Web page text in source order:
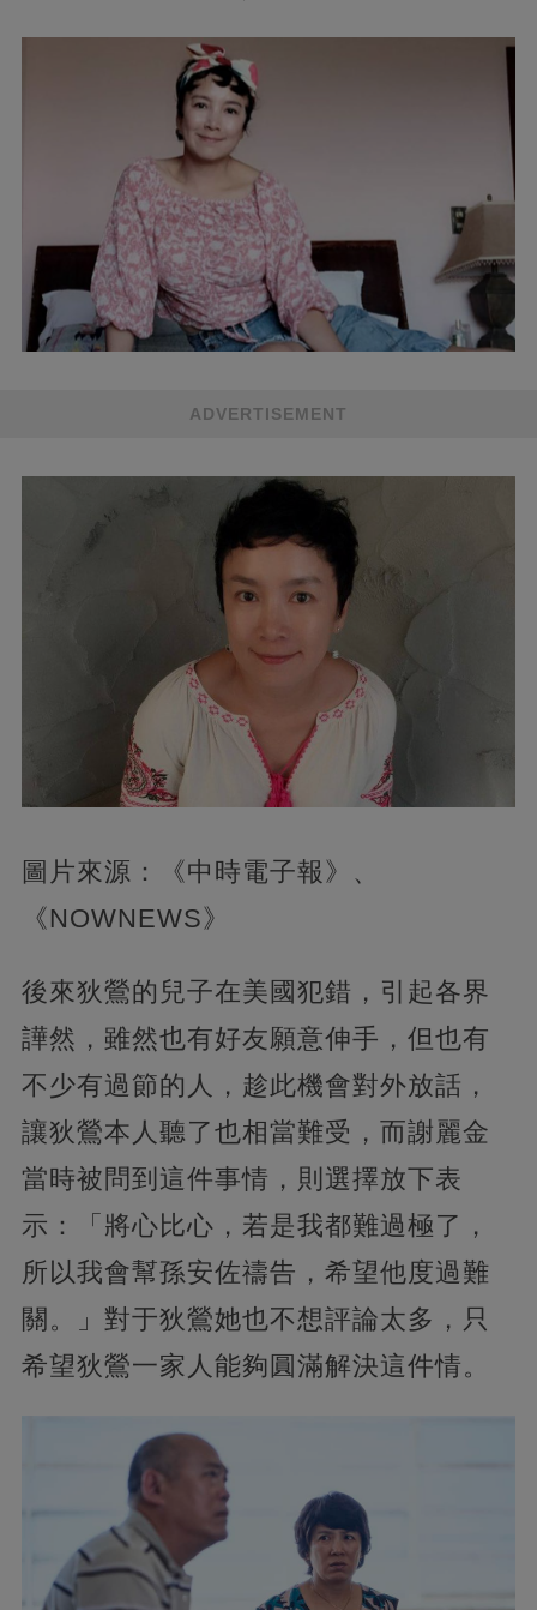
ADVERTISEMENT
圖片來源：《中時電子報》、
《NOWNEWS》
後來狄鶯的兒子在美國犯錯，引起各界
譁然，雖然也有好友願意伸手，但也有
不少有過節的人，趁此機會對外放話，
讓狄鶯本人聽了也相當難受，而謝麗金
當時被問到這件事情，則選擇放下表
示：「將心比心，若是我都難過極了，
所以我會幫孫安佐禱告，希望他度過難
關。」對于狄鶯她也不想評論太多，只
希望狄鶯一家人能夠圓滿解決這件情。